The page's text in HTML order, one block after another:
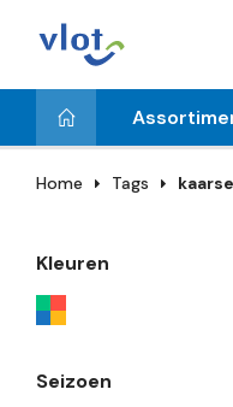
Home Tags
Kleuren
Seizoen